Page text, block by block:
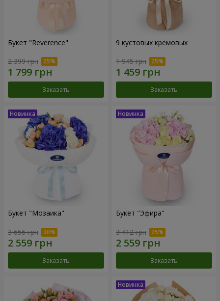
Букет "Reverence"
2 399 грн
Заказать
9 кустовых кремовых
1 945 грн
Заказать
Букет "Мозаика"
3 656 грн
Заказать
Букет "Эфира"
3 412 грн
Заказать